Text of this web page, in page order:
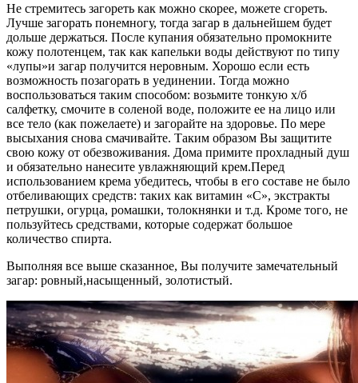
Не стремитесь загореть как можно скорее, можете сгореть.
Лучше загорать понемногу, тогда загар в дальнейшем будет
дольше держаться. После купания обязательно промокните
кожу полотенцем, так как капельки воды действуют по типу
«лупы»и загар получится неровным. Хорошо если есть
возможность позагорать в уединении. Тогда можно
воспользоваться таким способом: возьмите тонкую х/б
салфетку, смочите в соленой воде, положите ее на лицо или
все тело (как пожелаете) и загорайте на здоровье. По мере
высыхания снова смачивайте. Таким образом Вы защитите
свою кожу от обезвоживания. Дома примите прохладный душ
и обязательно нанесите увлажняющий крем.Перед
использованием крема убедитесь, чтобы в его составе не было
отбеливающих средств: таких как витамин «С», экстракты
петрушки, огурца, ромашки, толокнянки и т.д. Кроме того, не
пользуйтесь средствами, которые содержат большое
количество спирта.
Выполняя все выше сказанное, Вы получите замечательный
загар: ровный,насыщенный, золотистый.